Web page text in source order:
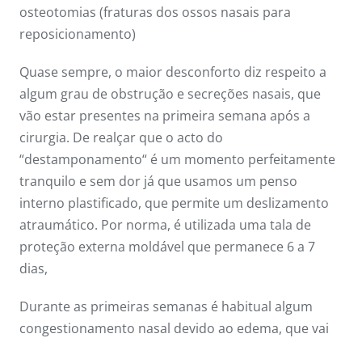
osteotomias (fraturas dos ossos nasais para
reposicionamento)
Quase sempre, o maior desconforto diz respeito a
algum grau de obstrução e secreções nasais, que
vão estar presentes na primeira semana após a
cirurgia. De realçar que o acto do
“destamponamento“ é um momento perfeitamente
tranquilo e sem dor já que usamos um penso
interno plastificado, que permite um deslizamento
atraumático. Por norma, é utilizada uma tala de
proteção externa moldável que permanece 6 a 7
dias,
Durante as primeiras semanas é habitual algum
congestionamento nasal devido ao edema, que vai